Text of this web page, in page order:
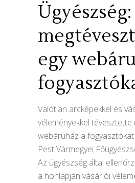
Ügyészség:
egy
Valótlan arcképekkel és
véleményekkel tévesztette
webáruház a
Pest Vármegyei
Az ügyészség által
a honlapján vásárlói